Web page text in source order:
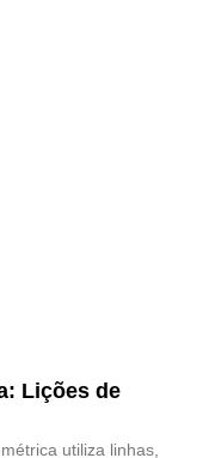
Lições de
utiliza linhas,